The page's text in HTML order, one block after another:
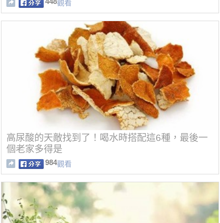
觀看
高尿酸的天敵找到了！喝水時搭配這6種，最後一
個老家多得是
984觀看